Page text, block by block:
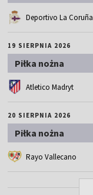
Deportivo La Coruña
19 SIERPNIA 2026
Piłka nożna
Atletico Madryt
20 SIERPNIA 2026
Piłka nożna
Rayo Vallecano